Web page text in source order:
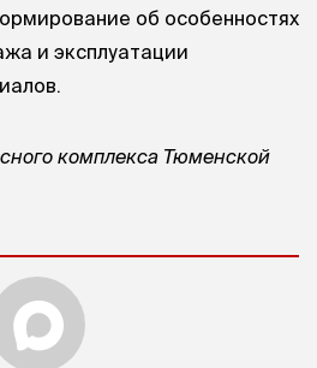
об особенностях
и эксплуатации
комплекса Тюменской